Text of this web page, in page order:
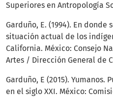
Superiores en Antropología
Garduño, E. (1994). En
situación actual de los
California. México: Consejo
Artes / Dirección General de
Garduño, E (2015). Yumanos.
en el siglo XXI. México: